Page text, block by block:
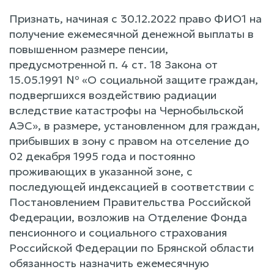
Признать, начиная с 30.12.2022 право ФИО1 на
получение ежемесячной денежной выплаты в
повышенном размере пенсии,
предусмотренной п. 4 ст. 18 Закона от
15.05.1991 № «О социальной защите граждан,
подвергшихся воздействию радиации
вследствие катастрофы на Чернобыльской
АЭС», в размере, установленном для граждан,
прибывших в зону с правом на отселение до
02 декабря 1995 года и постоянно
проживающих в указанной зоне, с
последующей индексацией в соответствии с
Постановлением Правительства Российской
Федерации, возложив на Отделение Фонда
пенсионного и социального страхования
Российской Федерации по Брянской области
обязанность назначить ежемесячную